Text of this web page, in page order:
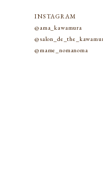
INSTAGRAM
@ama_kawamura
@mame_nomanoma